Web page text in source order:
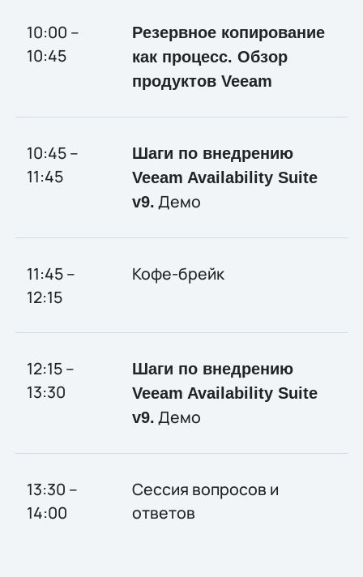
10:00 –
10:45
Резервное копирование
как процесс. Обзор
продуктов Veeam
10:45 –
11:45
Шаги по внедрению
Veeam Availability Suite
v9. Демо
11:45 –
12:15
Кофе-брейк
12:15 –
13:30
Шаги по внедрению
Veeam Availability Suite
v9. Демо
13:30 –
14:00
Сессия вопросов и
ответов